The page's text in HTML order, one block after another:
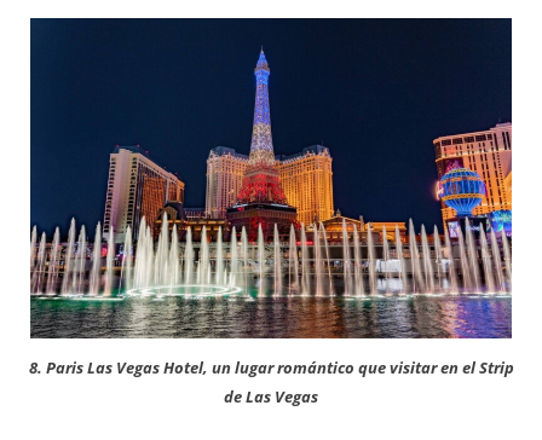
8. Paris Las Vegas Hotel, un lugar romántico que visitar en el Strip
de Las Vegas